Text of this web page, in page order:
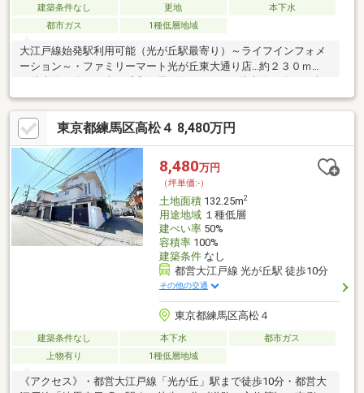
建築条件なし 更地
本下水
都市ガス
1種低層地域
大江戸線始発駅利用可能（光が丘駅最寄り）～ライフインフォメ
ーション～・ファミリーマート光が丘東大通り店…約２３０ｍ
が丘ＩＭＡ（複合商業施設）…約５８０ｍ（徒歩約８分）・練馬
区立光が丘夏の雲小学校…約２８０ｍ（徒歩約４分）
東京都練馬区高松４ 8,480万円
8,480万円
（坪単価:-）
土地面積132.25m2
用途地域１種低層
建ぺい率50%
容積率100%
建築条件なし
都営大江戸線 光が丘駅 徒歩10分
その他の交通
東京都練馬区高松４
建築条件なし 本下水
都市ガス
上物有り
1種低層地域
《アクセス》・都営大江戸線「光が丘」駅まで徒歩10分・都営大